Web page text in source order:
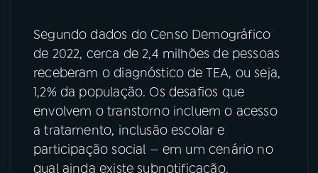
X
TikTok
Segundo dados do Censo Demográfico
de 2022, cerca de 2,4 milhões de pessoas
receberam o diagnóstico de TEA, ou seja,
1,2% da população. Os desafios que
envolvem o transtorno incluem o acesso
a tratamento, inclusão escolar e
participação social — em um cenário no
qual ainda existe subnotificação.